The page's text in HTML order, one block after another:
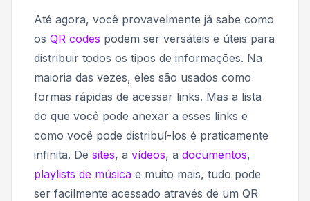
Até agora, você provavelmente já sabe como
os QR codes podem ser versáteis e úteis para
distribuir todos os tipos de informações. Na
maioria das vezes, eles são usados como
formas rápidas de acessar links. Mas a lista
do que você pode anexar a esses links e
como você pode distribuí-los é praticamente
infinita. De sites, a vídeos, a documentos,
playlists de música e muito mais, tudo pode
ser facilmente acessado através de um QR